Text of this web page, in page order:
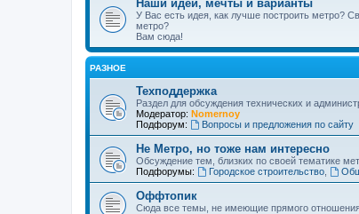
Наши идеи, мечты и варианты
У Вас есть идея, как лучше построить метро?
метро?
Вам сюда!
РАЗНОЕ
Техподдержка
Раздел для обсуждения технических и
Модератор: Nomernoy
Подфорум:
Вопросы и предложения по сайту
Не Метро, но тоже нам интересно
Обсуждение тем, близких по своей тематике
Подфорумы:
Городское строительство,
Оффтопик
Сюда все темы, не имеющие прямого отношения